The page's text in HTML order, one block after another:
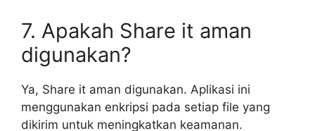
7. Apakah Share it aman
digunakan?
Ya, Share it aman digunakan. Aplikasi ini
menggunakan enkripsi pada setiap file yang
dikirim untuk meningkatkan keamanan.